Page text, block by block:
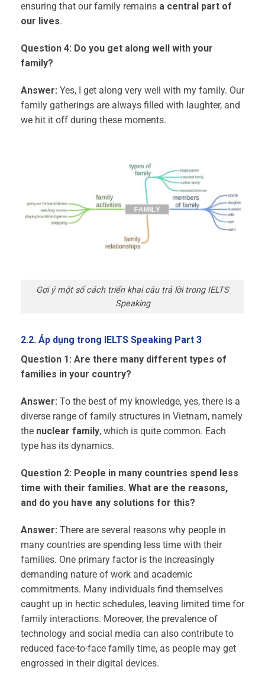
ensuring that our family remains a central part of
our lives.
Question 4: Do you get along well with your
family?
Answer: Yes, I get along very well with my family. Our
family gatherings are always filled with laughter, and
we hit it off during these moments.
Gợi ý một số cách triển khai câu trả lời trong IELTS
Speaking
2.2. Áp dụng trong IELTS Speaking Part 3
Question 1: Are there many different types of
families in your country?
Answer: To the best of my knowledge, yes, there is a
diverse range of family structures in Vietnam, namely
the nuclear family, which is quite common. Each
type has its dynamics.
Question 2: People in many countries spend less
time with their families. What are the reasons,
and do you have any solutions for this?
Answer: There are several reasons why people in
many countries are spending less time with their
families. One primary factor is the increasingly
demanding nature of work and academic
commitments. Many individuals find themselves
caught up in hectic schedules, leaving limited time for
family interactions. Moreover, the prevalence of
technology and social media can also contribute to
reduced face-to-face family time, as people may get
engrossed in their digital devices.